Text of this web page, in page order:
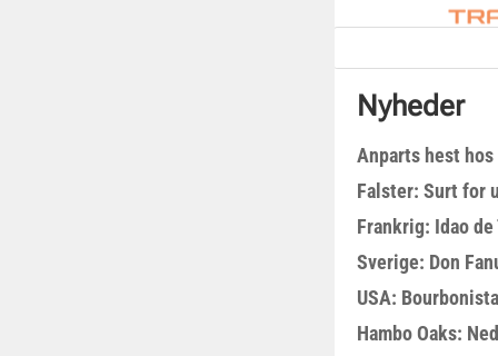
Nyheder
Anparts hest
Falster: Surt for
Frankrig: Idao
Sverige: Don
USA:
Hambo Oaks: